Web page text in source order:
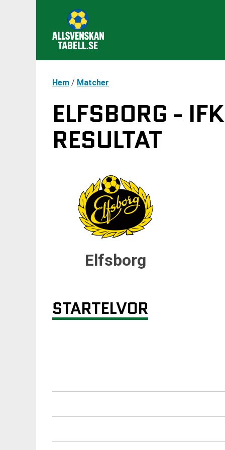
Hem / Matcher
ELFSBORG -
RESULTAT
Elfsborg
STARTELVOR